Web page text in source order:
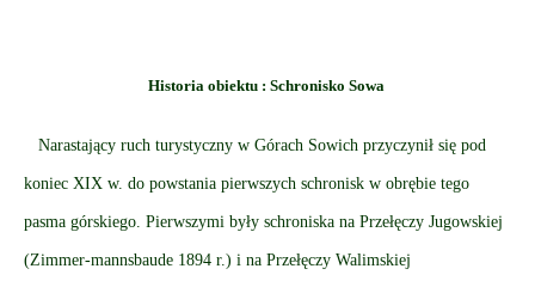
Historia obiektu : Schronisko Sowa
Narastający ruch turystyczny w Górach Sowich przyczynił się pod
koniec XIX w. do powstania pierwszych schronisk w obrębie tego
pasma górskiego. Pierwszymi były schroniska na Przełęczy Jugowskiej
(Zimmer-mannsbaude 1894 r.) i na Przełęczy Walimskiej